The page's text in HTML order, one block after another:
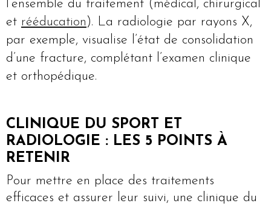
l’ensemble du traitement (médical, chirurgical
et rééducation ). La radiologie par rayons X,
par exemple, visualise l’état de consolidation
d’une fracture, complétant l’examen clinique
et orthopédique.
CLINIQUE DU SPORT ET
RADIOLOGIE : LES 5 POINTS À
RETENIR
Pour mettre en place des traitements
efficaces et assurer leur suivi, une clinique du